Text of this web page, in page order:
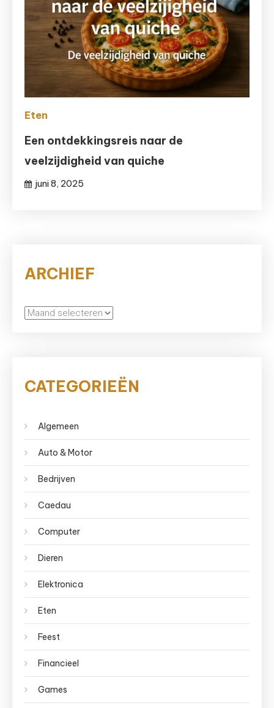
Eten
Een ontdekkingsreis naar de
veelzijdigheid van quiche
juni 8, 2025
ARCHIEF
archief
CATEGORIEËN
Algemeen
Auto & Motor
Bedrijven
Caedau
Computer
Dieren
Elektronica
Eten
Feest
Financieel
Games